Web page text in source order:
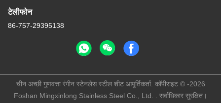
टेलीफोन
86-757-29395138
चीन अच्छी गुणवत्ता रंगीन स्टेनलेस स्टील शीट आपूर्तिकर्ता. कॉपीराइट © -2026
Foshan Mingxinlong Stainless Steel Co., Ltd. . सर्वाधिकार सुरक्षित।